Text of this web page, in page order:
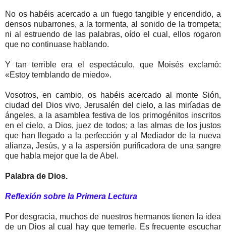
No os habéis acercado a un fuego tangible y encendido, a
densos nubarrones, a la tormenta, al sonido de la trompeta;
ni al estruendo de las palabras, oído el cual, ellos rogaron
que no continuase hablando.
Y tan terrible era el espectáculo, que Moisés exclamó:
«Estoy temblando de miedo».
Vosotros, en cambio, os habéis acercado al monte Sión,
ciudad del Dios vivo, Jerusalén del cielo, a las miríadas de
ángeles, a la asamblea festiva de los primogénitos inscritos
en el cielo, a Dios, juez de todos; a las almas de los justos
que han llegado a la perfección y al Mediador de la nueva
alianza, Jesús, y a la aspersión purificadora de una sangre
que habla mejor que la de Abel.
Palabra de Dios.
Reflexión sobre la Primera Lectura
Por desgracia, muchos de nuestros hermanos tienen la idea
de un Dios al cual hay que temerle. Es frecuente escuchar